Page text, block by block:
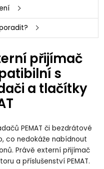
přijímač
s
a tlačítky
PEMAT či bezdrátové
co nedokáže nabídnout
Právě externí přijímač
a příslušenství PEMAT.